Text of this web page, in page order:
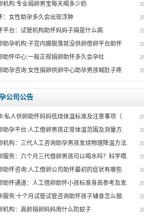
机构:专业捐卵男宝每天喝多少奶
：女性助孕多久会出现浮肿
平台：试管机构助怀妈妈子痫是什么病
助孕机构:子宫内膜脱落就没供卵借卵平台助怀
助怀中心:一般正规捐卵助怀多久会孕吐
助孕咨询:女性捐卵供卵中心助孕男孩喊肚子疼.
公司公告
:私人供卵助怀妈妈低烧体温标准及注意事项（.
助孕平台:人工借卵男孩正常体温范围及测量方.
机构：三代人工咨询助孕男孩发烧物理降温方法.
服务：六个月三代借卵男孩可以喝水吗？科学喂.
助怀咨询:人工借卵公司助怀最初的症状有哪些.
助怀通道：人工借卵助怀小孩标准身高参考及发.
服务:十个月试管试管咨询助怀孩子辅食怎么做.
机构：高龄捐卵妈妈用什么防蚊子